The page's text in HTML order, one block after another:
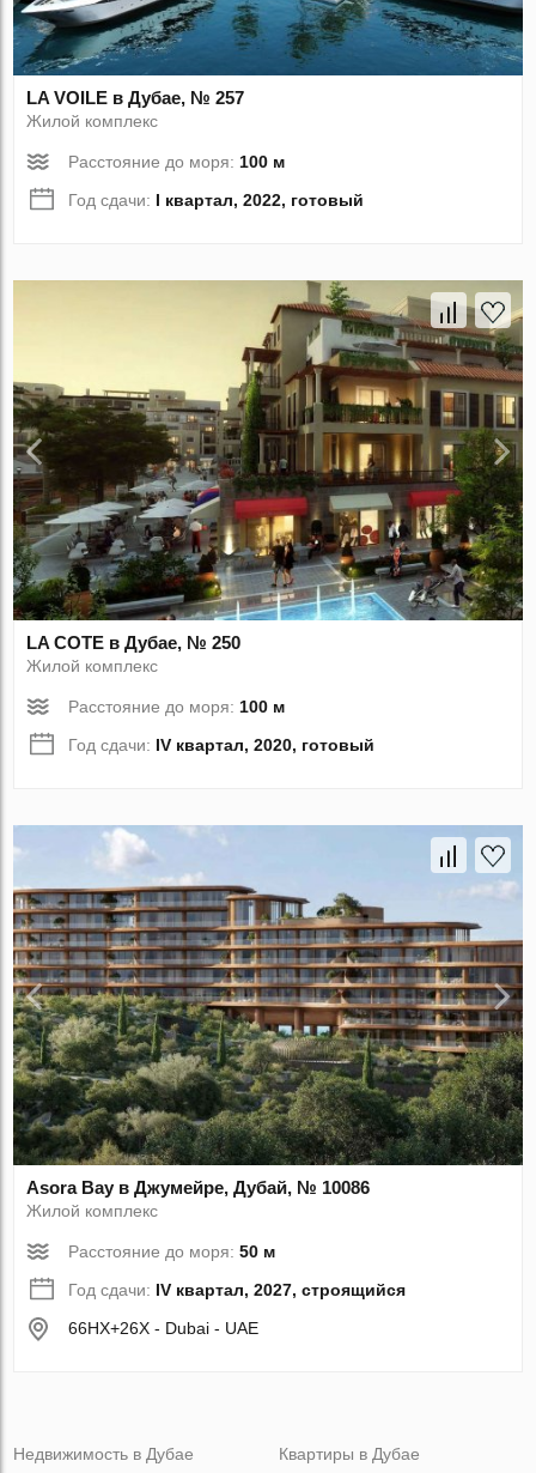
LA VOILE в Дубае, № 257
Жилой комплекс
Расстояние до моря:100 м
Год сдачи: I квартал, 2022, готовый
LA COTE в Дубае, № 250
Жилой комплекс
Расстояние до моря: 100 м
Год сдачи: IV квартал, 2020, готовый
Asora Bay в Джумейре, Дубай, № 10086
Жилой комплекс
Расстояние до моря:50 м
Год сдачи: IV квартал, 2027, строящийся
66HX+26X - Dubai - UAE
Недвижимость в Дубае
Квартиры в Дубае